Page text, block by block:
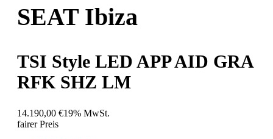
SEAT Ibiza
TSI Style LED APP AID GRA
RFK SHZ LM
14.190,00 €19% MwSt.
fairer Preis